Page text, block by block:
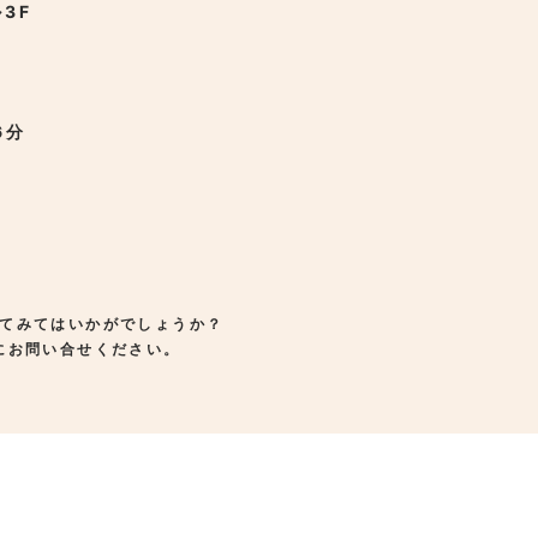
3F
みてはいかがでしょうか？
問い合せください。